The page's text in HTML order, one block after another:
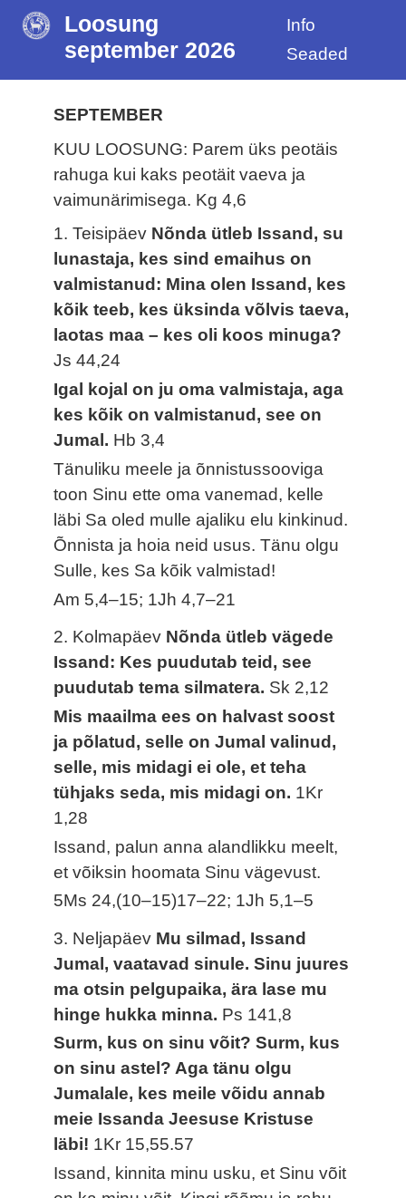
Loosung
september 2026
Info
Seaded
SEPTEMBER
KUU LOOSUNG: Parem üks peotäis
rahuga kui kaks peotäit vaeva ja
vaimunärimisega. Kg 4,6
1. Teisipäev Nõnda ütleb Issand, su
lunastaja, kes sind emaihus on
valmistanud: Mina olen Issand, kes
kõik teeb, kes üksinda võlvis taeva,
laotas maa – kes oli koos minuga?
Js 44,24
Igal kojal on ju oma valmistaja, aga
kes kõik on valmistanud, see on
Jumal. Hb 3,4
Tänuliku meele ja õnnistussooviga
toon Sinu ette oma vanemad, kelle
läbi Sa oled mulle ajaliku elu kinkinud.
Õnnista ja hoia neid usus. Tänu olgu
Sulle, kes Sa kõik valmistad!
Am 5,4–15; 1Jh 4,7–21
2. Kolmapäev Nõnda ütleb vägede
Issand: Kes puudutab teid, see
puudutab tema silmatera. Sk 2,12
Mis maailma ees on halvast soost
ja põlatud, selle on Jumal valinud,
selle, mis midagi ei ole, et teha
tühjaks seda, mis midagi on. 1Kr
1,28
Issand, palun anna alandlikku meelt,
et võiksin hoomata Sinu vägevust.
5Ms 24,(10–15)17–22; 1Jh 5,1–5
3. Neljapäev Mu silmad, Issand
Jumal, vaatavad sinule. Sinu juures
ma otsin pelgupaika, ära lase mu
hinge hukka minna. Ps 141,8
Surm, kus on sinu võit? Surm, kus
on sinu astel? Aga tänu olgu
Jumalale, kes meile võidu annab
meie Issanda Jeesuse Kristuse
läbi! 1Kr 15,55.57
Issand, kinnita minu usku, et Sinu võit